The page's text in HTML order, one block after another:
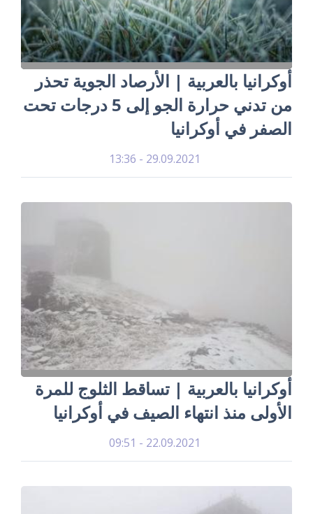
أوكرانيا بالعربية | الأرصاد الجوية تحذر
من تدني حرارة الجو إلى 5 درجات تحت
الصفر في أوكرانيا
29.09.2021 - 13:36
أوكرانيا بالعربية | تساقط الثلوج للمرة
الأولى منذ انتهاء الصيف في أوكرانيا
22.09.2021 - 09:51